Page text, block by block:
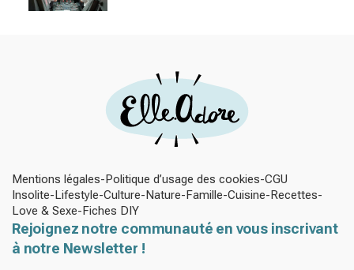
Mentions légales Politique d’usage des cookies CGU
Insolite Lifestyle Culture Nature Famille Cuisine Recettes
Love & Sexe Fiches DIY
Rejoignez notre communauté en vous inscrivant
à notre Newsletter !